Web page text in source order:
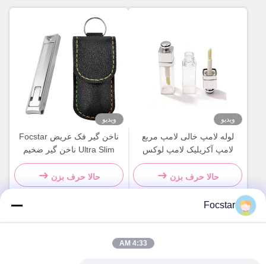
ویدیو
لوله لامپ خالی لامپ مربع
لامپ آکریلیک لامپ لوکس
بسته بندی برچسب خصوصی
بسته بندی لوازم آرایشی
حالا حرف بزن
ویدیو
ناخن گیر فک عریض Focstar
Ultra Slim ناخن گیر ضخیم
تاشو برای انگشتان دست
حالا حرف بزن
Focstar
4:33 AM